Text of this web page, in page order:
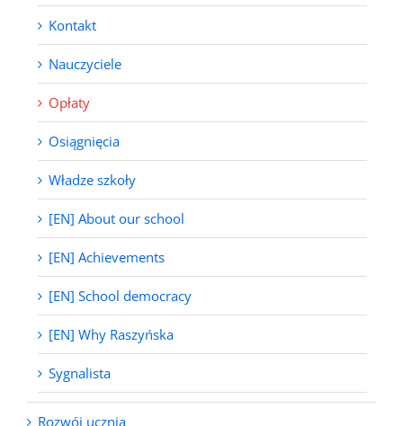
Kontakt
Nauczyciele
Opłaty
Osiągnięcia
Władze szkoły
[EN] About our school
[EN] Achievements
[EN] School democracy
[EN] Why Raszyńska
Sygnalista
Rozwój ucznia